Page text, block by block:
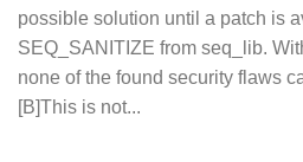
possible solution until a patch is
SEQ_SANITIZE from seq_lib.
none of the found security flaws
[B]This is not...